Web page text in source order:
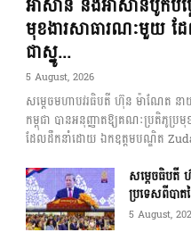
មុខងារសាធារណៈមួយ ដ
ជាស្នូ...
5 August, 2026
សម្តេចមហាបវរធិបតី ហ៊ុន ម៉ាណែត នាយ
កម្ពុជា បានអនុញ្ញាតឱ្យគណៈប្រតិភូប្រ
ដែលដឹកនាំដោយ ឯកឧត្តមបណ្ឌិត
សម្ដេចធិបតី
ប្រទេសពីបាត
5 August,